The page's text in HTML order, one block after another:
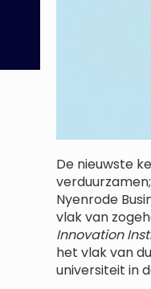
De nieuwste
Nyenrode
vlak van
Innovation
het vlak van
universiteit in